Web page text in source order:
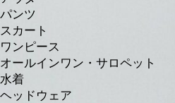
パンツ
スカート
ワンピース
オールインワン・サロペット
水着
ヘッドウェア